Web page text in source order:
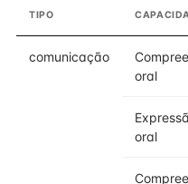
TIPO
comunicação
oral
oral